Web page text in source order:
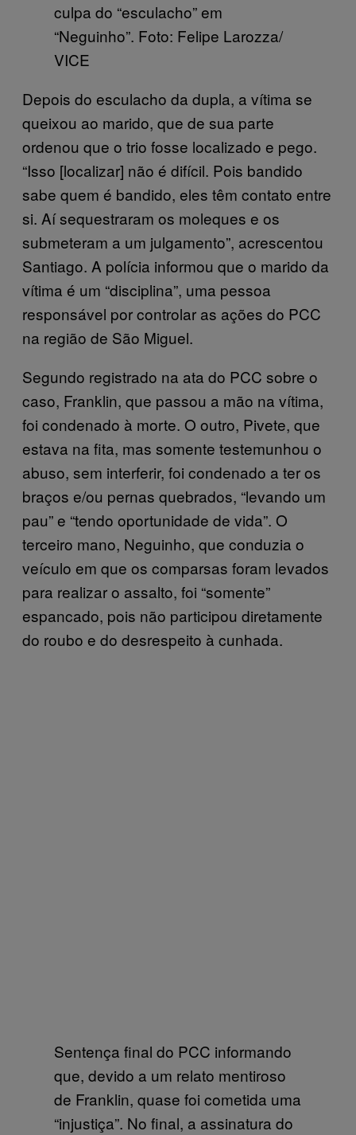
culpa do “esculacho” em
“Neguinho”. Foto: Felipe Larozza/
VICE
Depois do esculacho da dupla, a vítima se
queixou ao marido, que de sua parte
ordenou que o trio fosse localizado e pego.
“Isso [localizar] não é difícil. Pois bandido
sabe quem é bandido, eles têm contato entre
si. Aí sequestraram os moleques e os
submeteram a um julgamento”, acrescentou
Santiago. A polícia informou que o marido da
vítima é um “disciplina”, uma pessoa
responsável por controlar as ações do PCC
na região de São Miguel.
Segundo registrado na ata do PCC sobre o
caso, Franklin, que passou a mão na vítima,
foi condenado à morte. O outro, Pivete, que
estava na fita, mas somente testemunhou o
abuso, sem interferir, foi condenado a ter os
braços e/ou pernas quebrados, “levando um
pau” e “tendo oportunidade de vida”. O
terceiro mano, Neguinho, que conduzia o
veículo em que os comparsas foram levados
para realizar o assalto, foi “somente”
espancado, pois não participou diretamente
do roubo e do desrespeito à cunhada.
Sentença final do PCC informando
que, devido a um relato mentiroso
de Franklin, quase foi cometida uma
“injustiça”. No final, a assinatura do